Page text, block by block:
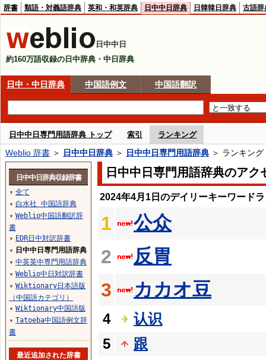
辞書 類語・対義語辞典 英和・和英辞典 日中中日辞典 日韓韓日辞典 古語辞
日中中日
約160万語収録の日中辞典・中日辞典
日中・中日辞典 中国語例文 中国語翻訳
日中中日専門用語辞典 トップ 索引 ランキング
Weblio 辞書 ＞ 日中中日辞典 ＞ 日中中日専門用語辞典 ＞ ランキング
日中中日専門用語辞典のアク
2024年4月1日のデイリーキーワード
1
公众
2
反胃
3
カカオ豆
4
认识
5
跟
日中中日辞典収録辞書
▼ 全て
▼ 白水社 中国語辞典
▼ Weblio中国語翻訳辞
書
▼ EDR日中対訳辞書
▼ 日中中日専門用語辞典
▼ 中英英中専門用語辞典
▼ Weblio中日対訳辞書
▼ Wiktionary日本語版
（中国語カテゴリ）
▼ Wiktionary中国語版
▼ Tatoeba中国語例文辞
書
最近追加された辞書